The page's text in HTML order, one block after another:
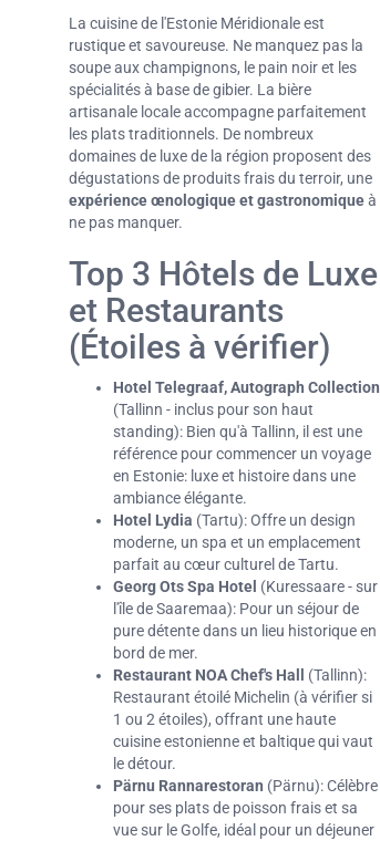
La cuisine de l'Estonie Méridionale est
rustique et savoureuse. Ne manquez pas la
soupe aux champignons, le pain noir et les
spécialités à base de gibier. La bière
artisanale locale accompagne parfaitement
les plats traditionnels. De nombreux
domaines de luxe de la région proposent des
dégustations de produits frais du terroir, une
expérience œnologique et gastronomiqueà
ne pas manquer.
Top 3 Hôtels de Luxe
et Restaurants
(Étoiles à vérifier)
Hotel Telegraaf, Autograph Collection
(Tallinn - inclus pour son haut
standing): Bien qu'à Tallinn, il est une
référence pour commencer un voyage
en Estonie: luxe et histoire dans une
ambiance élégante.
Hotel Lydia (Tartu): Offre un design
moderne, un spa et un emplacement
parfait au cœur culturel de Tartu.
Georg Ots Spa Hotel (Kuressaare - sur
l'île de Saaremaa): Pour un séjour de
pure détente dans un lieu historique en
bord de mer.
Restaurant NOA Chef's Hall
(Tallinn):
Restaurant étoilé Michelin (à vérifier si
1 ou 2 étoiles), offrant une haute
cuisine estonienne et baltique qui vaut
le détour.
Pärnu Rannarestoran (Pärnu): Célèbre
pour ses plats de poisson frais et sa
vue sur le Golfe, idéal pour un déjeuner